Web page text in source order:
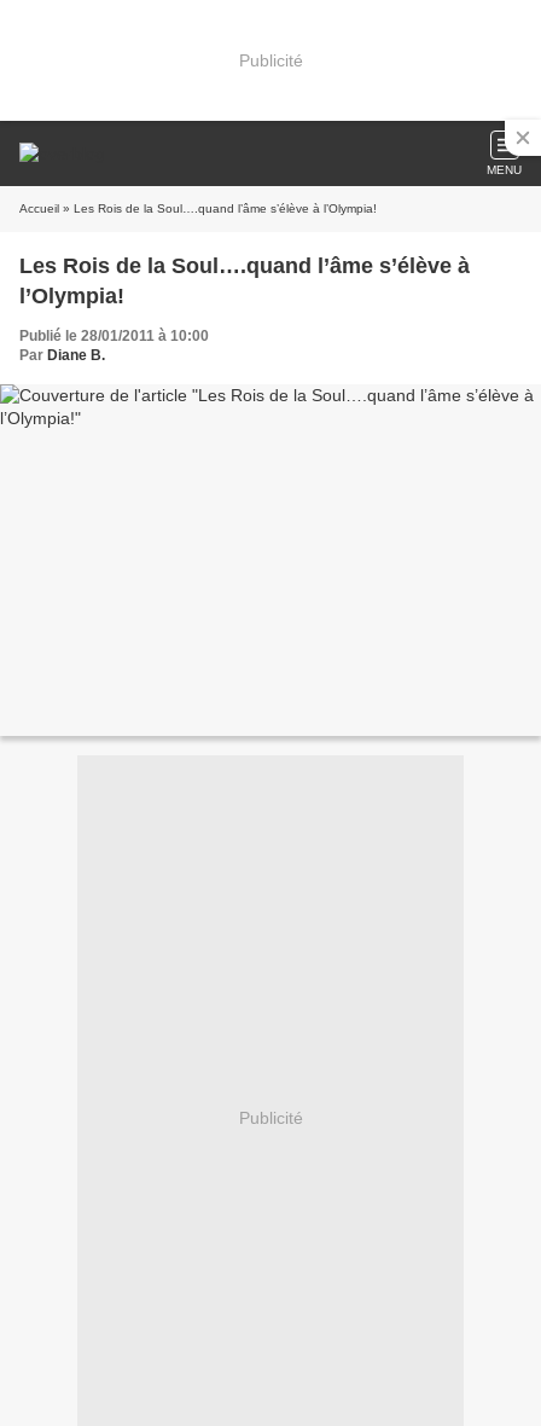
Publicité
MENU
Accueil » Les Rois de la Soul….quand l’âme s’élève à l’Olympia!
Les Rois de la Soul….quand l’âme s’élève à
l’Olympia!
Publié le 28/01/2011 à 10:00
Par Diane B.
Publicité